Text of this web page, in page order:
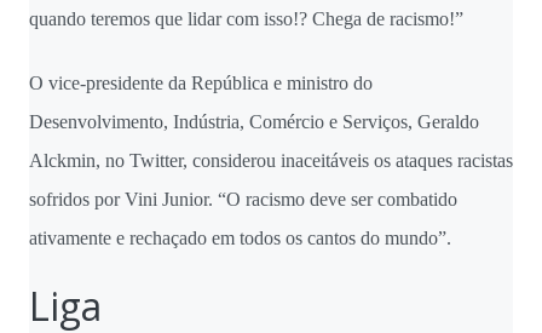
quando teremos que lidar com isso!? Chega de racismo!”
O vice-presidente da República e ministro do
Desenvolvimento, Indústria, Comércio e Serviços, Geraldo
Alckmin, no Twitter, considerou inaceitáveis os ataques racistas
sofridos por Vini Junior. “O racismo deve ser combatido
ativamente e rechaçado em todos os cantos do mundo”.
Liga